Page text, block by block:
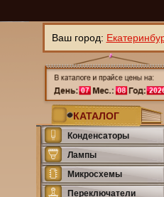
Ваш город:
КАТАЛОГ
Конденсаторы
Лампы
Микросхемы
Переключатели